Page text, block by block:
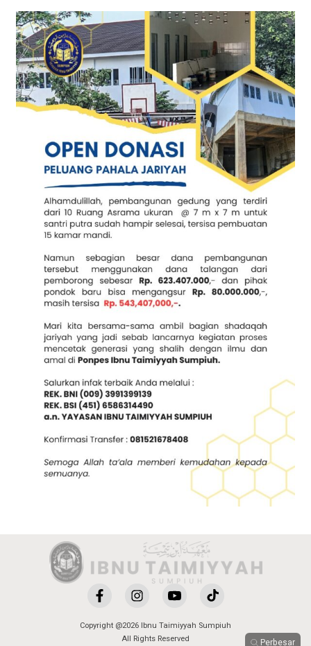
Perbesar
Copyright @2026 Ibnu Taimiyyah Sumpiuh
All Rights Reserved